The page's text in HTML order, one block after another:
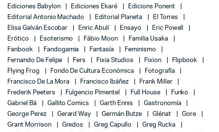
Ediciones Babylon
Ediciones Ekaré
Edicions Ponent
Editorial Antonio Machado
Editorial Planeta
El Torres
Elisa Galván Escobar
Enric Abulí Ensayo
Eric Powell
Erótico
Esoterismo Fábio Moon
Familia Usaka
Fanbook
Fandogamia Fantasía
Feminismo
Fernando De Felipe
Fers Fixia Studios Fixion
Flipbook
Flying Frog
Fondo De Cultura Económica
Fotografía
Francisco De La Mora
Francisco Ibáñez
Frank Miller
Frederik Peeters
Fulgencio Pimentel Full House
Funko
Gabriel Bá
Gallito Comics Garth Ennis
Gastronomía
George Perez
Gerard Way Germán Butze Glénat
Gore
Grant Morrison
Gredos Greg Capullo
Greg Rucka